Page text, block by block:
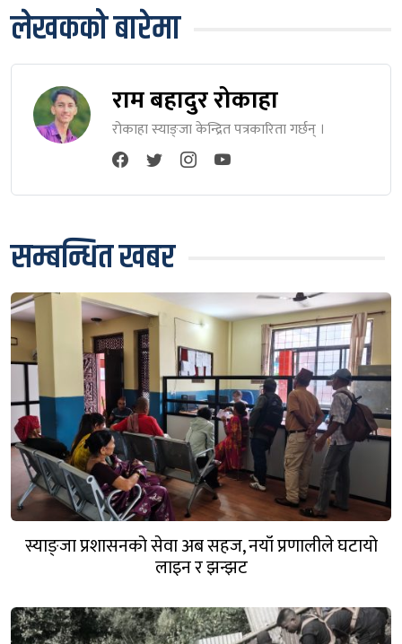
लेखकको बारेमा
राम बहादुर रोकाहा
रोकाहा स्याङ्जा केन्द्रित पत्रकारिता गर्छन् ।
सम्बन्धित खबर
स्याङ्जा प्रशासनको सेवा अब सहज, नयाँ प्रणालीले घटायो
लाइन र झन्झट